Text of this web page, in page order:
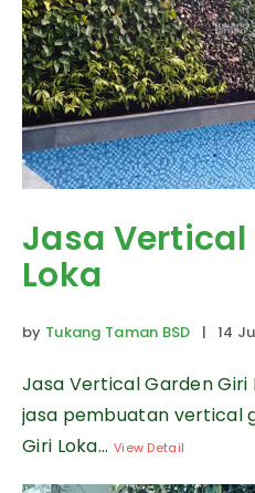
Jasa Vertical
Loka
by Tukang Taman BSD | 14
Jasa Vertical Garden
jasa pembuatan vertical
Giri Loka... View Detail